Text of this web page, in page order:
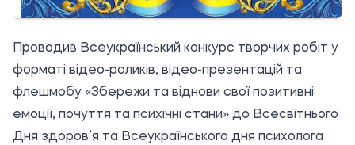
Проводив Всеукраїнський конкурс творчих робіт у
форматі відео-роликів, відео-презентацій та
флешмобу «Збережи та віднови свої позитивні
емоції, почуття та психічні стани» до Всесвітнього
Дня здоров’я та Всеукраїнського дня психолога